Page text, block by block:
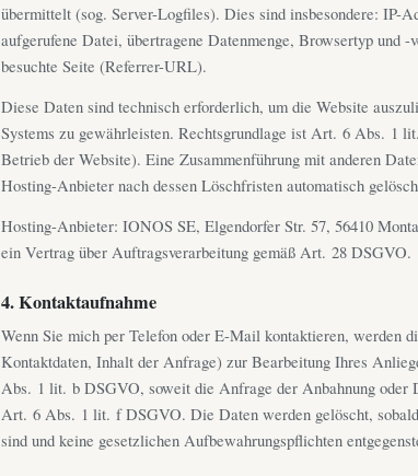
übermittelt (sog. Server-Logfiles). Dies sind insbesondere: IP-
aufgerufene Datei, übertragene Datenmenge, Browsertyp und
besuchte Seite (Referrer-URL).
Diese Daten sind technisch erforderlich, um die Website
Systems zu gewährleisten. Rechtsgrundlage ist Art. 6 Abs. 1
Betrieb der Website). Eine Zusammenführung mit anderen
Hosting-Anbieter nach dessen Löschfristen automatisch
Hosting-Anbieter: IONOS SE, Elgendorfer Str. 57, 56410
ein Vertrag über Auftragsverarbeitung gemäß Art. 28 DSGVO.
4. Kontaktaufnahme
Wenn Sie mich per Telefon oder E-Mail kontaktieren, werden
Kontaktdaten, Inhalt der Anfrage) zur Bearbeitung Ihres
Abs. 1 lit. b DSGVO, soweit die Anfrage der Anbahnung oder
Art. 6 Abs. 1 lit. f DSGVO. Die Daten werden gelöscht,
sind und keine gesetzlichen Aufbewahrungspflichten